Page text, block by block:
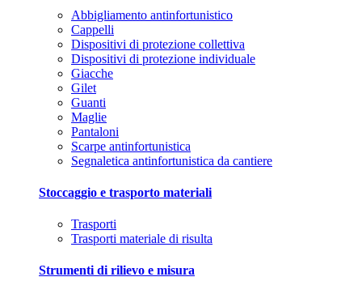
Abbigliamento antinfortunistico
Cappelli
Dispositivi di protezione collettiva
Dispositivi di protezione individuale
Giacche
Gilet
Guanti
Maglie
Pantaloni
Scarpe antinfortunistica
Segnaletica antinfortunistica da cantiere
Stoccaggio e trasporto materiali
Trasporti
Trasporti materiale di risulta
Strumenti di rilievo e misura